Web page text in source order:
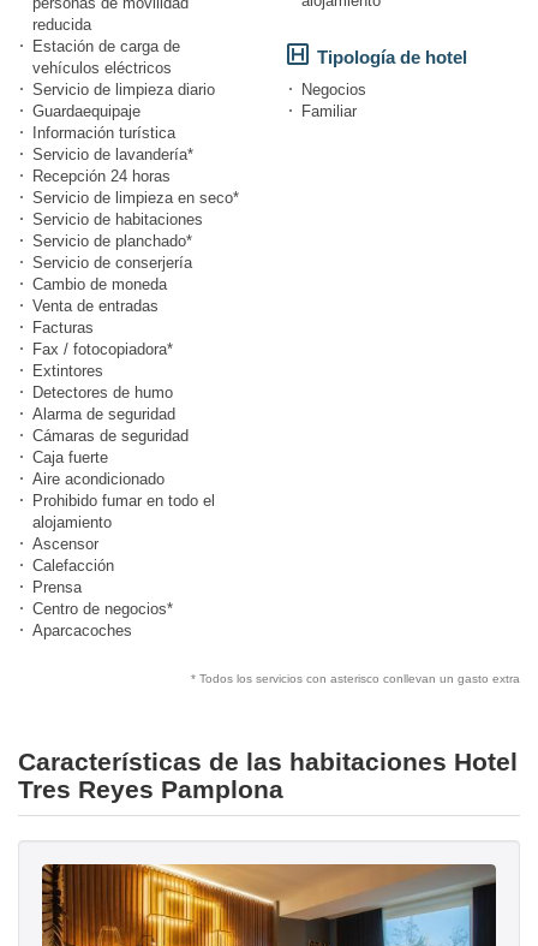
reducida
Estación de carga de
vehículos eléctricos
Servicio de limpieza diario
Guardaequipaje
Información turística
Servicio de lavandería*
Recepción 24 horas
Servicio de limpieza en seco*
Servicio de habitaciones
Servicio de planchado*
Servicio de conserjería
Cambio de moneda
Venta de entradas
Facturas
Fax / fotocopiadora*
Extintores
Detectores de humo
Alarma de seguridad
Cámaras de seguridad
Caja fuerte
Aire acondicionado
Prohibido fumar en todo el
alojamiento
Ascensor
Calefacción
Prensa
Centro de negocios*
Aparcacoches
Tipología de hotel
Negocios
Familiar
* Todos los servicios con asterisco conllevan un gasto extra
Características de las habitaciones Hotel
Tres Reyes Pamplona